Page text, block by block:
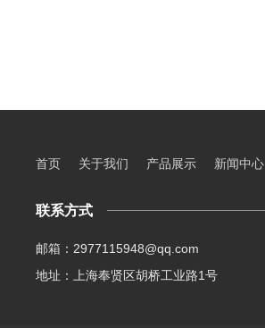
首页 关于我们 产品展示 新闻中心
联系方式
邮箱：2977115948@qq.com
地址：上海奉贤区胡桥工业路1号